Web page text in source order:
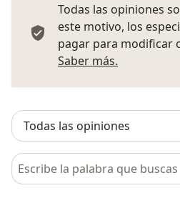
Todas las opiniones
este motivo, los
pagar para modificar
Saber más.
Busca en opiniones